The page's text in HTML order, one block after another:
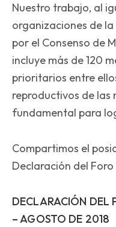
Nuestro trabajo, al
organizaciones de
por el Consenso de
incluye más de 120
prioritarios entre
reproductivos de las
fundamental para
Compartimos el
Declaración del
DECLARACIÓN DEL
– AGOSTO DE 2018